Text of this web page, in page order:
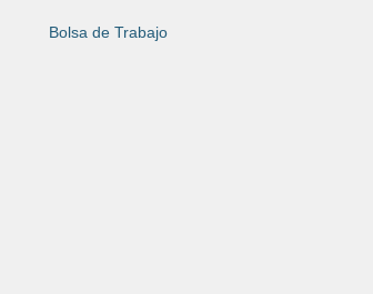
Bolsa de Trabajo